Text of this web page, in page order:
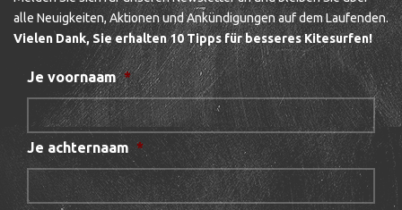
alle Neuigkeiten, Aktionen und Ankündigungen auf dem Laufenden.
Vielen Dank, Sie erhalten 10 Tipps für besseres Kitesurfen!
Je voornaam *
Je achternaam *